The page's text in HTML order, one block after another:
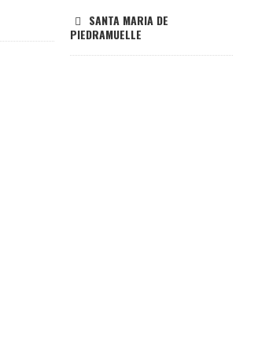
SANTA MARIA DE
PIEDRAMUELLE